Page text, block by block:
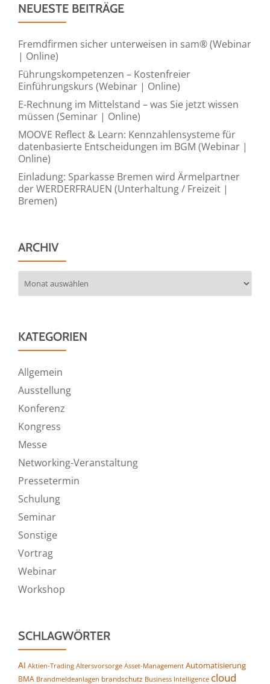
NEUESTE BEITRÄGE
Fremdfirmen sicher unterweisen in sam® (Webinar
| Online)
Führungskompetenzen – Kostenfreier
Einführungskurs (Webinar | Online)
E-Rechnung im Mittelstand – was Sie jetzt wissen
müssen (Seminar | Online)
MOOVE Reflect & Learn: Kennzahlensysteme für
datenbasierte Entscheidungen im BGM (Webinar |
Online)
Einladung: Sparkasse Bremen wird Ärmelpartner
der WERDERFRAUEN (Unterhaltung / Freizeit |
Bremen)
ARCHIV
KATEGORIEN
Allgemein
Ausstellung
Konferenz
Kongress
Messe
Networking-Veranstaltung
Pressetermin
Schulung
Seminar
Sonstige
Vortrag
Webinar
Workshop
SCHLAGWÖRTER
AI Aktien-Trading Altersvorsorge Asset-Management Automatisierung
BMA Brandmeldeanlagen brandschutz Business Intelligence cloud